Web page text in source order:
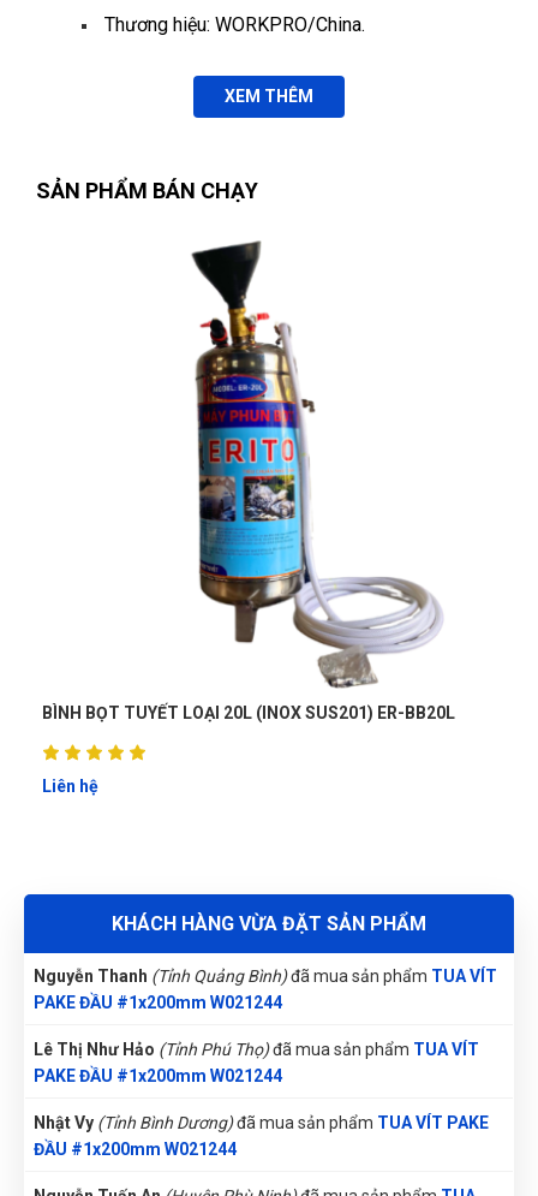
Thương hiệu: WORKPRO/China.
XEM THÊM
SẢN PHẨM BÁN CHẠY
LOẠI 20L (INOX SUS201) ER-BB20L BÌNH BỌT TUYẾT
KHÁCH HÀNG VỪA ĐẶT SẢN PHẨM
(Tỉnh Tây Ninh) đã mua sản phẩm
VÍT PAKE ĐẦU #1x200mm W021244
Trương Thị Phượng Hằng (Tỉnh Đồng Nai)
TUA VÍT PAKE ĐẦU #1x200mm W021244
(Tỉnh Bình Định)đã mua sản phẩm
VÍT PAKE ĐẦU #1x200mm W021244
đã mua sản phẩm
PAKE ĐẦU #1x200mm W021244
Nguyễn Thị Vân Anh
TUA VÍT PAKE ĐẦU #1x200mm W021244
TUA VÍT PAKE ĐẦU #1x200mm W021244
Nguyễn Thanh (Tỉnh Quảng Bình)đã mua sản phẩm TUA VÍT
PAKE ĐẦU #1x200mm W021244
Lê Thị Như Hảo (Tỉnh Phú Thọ)đã mua sản phẩm TUA VÍT
PAKE ĐẦU #1x200mm W021244
Nhật Vy (Tỉnh Bình Dương)đã mua sản phẩm TUA VÍT PAKE
ĐẦU #1x200mm W021244